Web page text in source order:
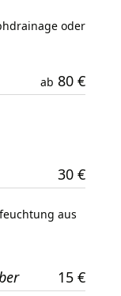
oder
ab 80 €
30 €
aus
15 €